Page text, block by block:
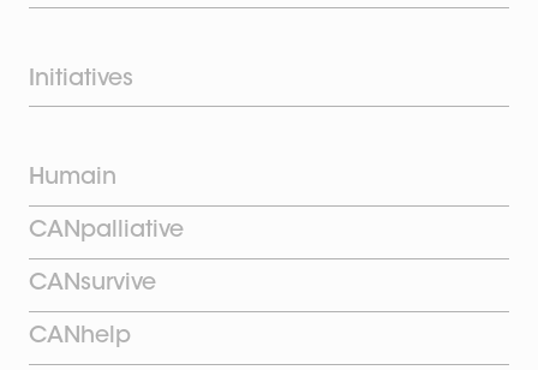
Initiatives
Humain
CANpalliative
CANsurvive
CANhelp